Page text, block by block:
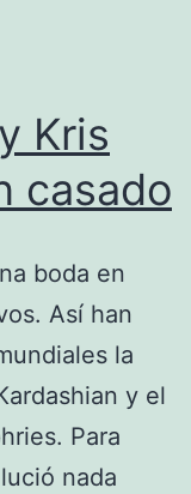
Kris
casado
boda en
Así han
la
y el
Para
nada